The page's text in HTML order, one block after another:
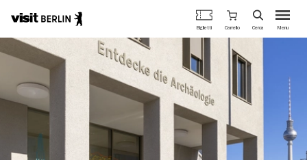
Salta
al
contenuto
Portale
ufficiale
del
turismo
Berlino
Menu
Biglietti Carrello Cerca